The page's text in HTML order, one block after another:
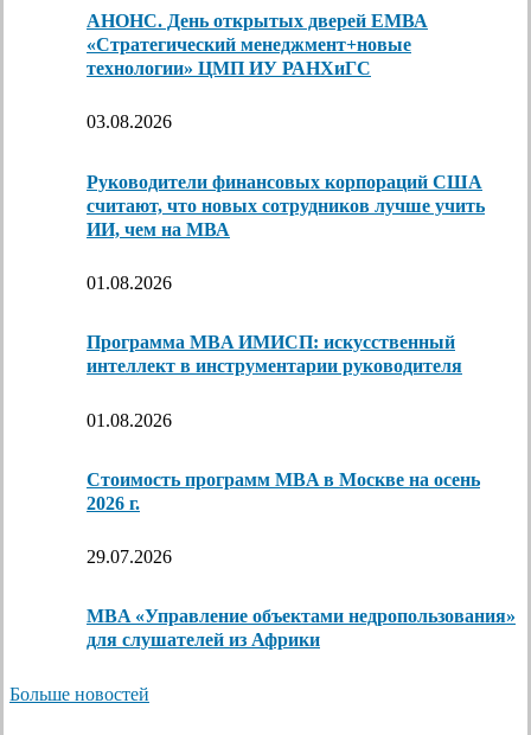
АНОНС. День открытых дверей ЕМВА
«Стратегический менеджмент+новые
технологии» ЦМП ИУ РАНХиГС
03.08.2026
Руководители финансовых корпораций США
считают, что новых сотрудников лучше учить
ИИ, чем на МВА
01.08.2026
Программа MBA ИМИСП: искусственный
интеллект в инструментарии руководителя
01.08.2026
Стоимость программ MBA в Москве на осень
2026 г.
29.07.2026
MBA «Управление объектами недропользования»
для слушателей из Африки
Больше новостей